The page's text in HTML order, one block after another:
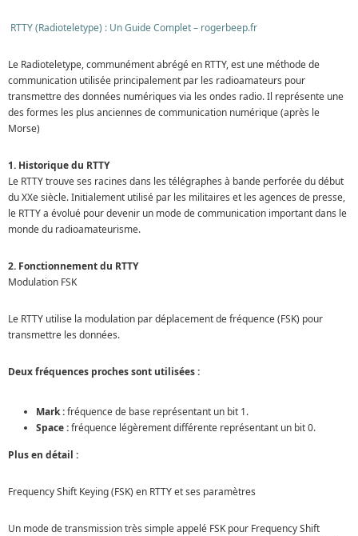
RTTY (Radioteletype) : Un Guide Complet – rogerbeep.fr
Le Radioteletype, communément abrégé en RTTY, est une méthode de
communication utilisée principalement par les radioamateurs pour
transmettre des données numériques via les ondes radio. Il représente une
des formes les plus anciennes de communication numérique (après le
Morse)
1. Historique du RTTY
Le RTTY trouve ses racines dans les télégraphes à bande perforée du début
du XXe siècle. Initialement utilisé par les militaires et les agences de presse,
le RTTY a évolué pour devenir un mode de communication important dans le
monde du radioamateurisme.
2. Fonctionnement du RTTY
Modulation FSK
Le RTTY utilise la modulation par déplacement de fréquence (FSK) pour
transmettre les données.
Deux fréquences proches sont utilisées :
Mark :fréquence de base représentant un bit 1.
Space :fréquence légèrement différente représentant un bit 0.
Plus en détail :
Frequency Shift Keying (FSK) en RTTY et ses paramètres
Un mode de transmission très simple appelé FSK pour Frequency Shift